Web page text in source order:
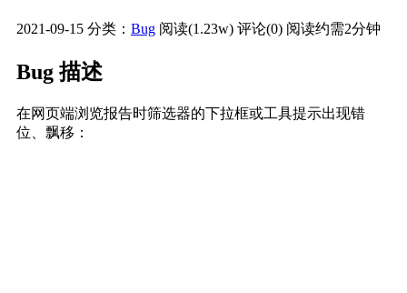
2021-09-15 分类： Bug 阅读(1.23w) 评论(0) 阅读约需2分钟
Bug 描述
在网页端浏览报告时筛选器的下拉框或工具提示出现错
位、飘移：